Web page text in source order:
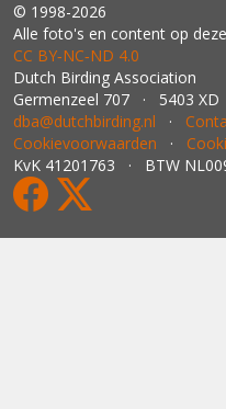
© 1998-2026
Alle foto's en content op
CC BY‑NC‑ND 4.0
Dutch Birding Association
Germenzeel 707 · 5403 XD
dba@dutchbirding.nl ·
Cookievoorwaarden ·
KvK 41201763 · BTW